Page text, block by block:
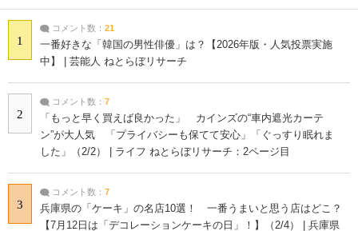
1
コメント数： 21
一番好きな「韓国の男性俳優」は？【2026年版・人気投票実施
中】 | 芸能人 ねとらぼリサーチ
2
コメント数： 7
「もっと早く買えば良かった」 カインズの“車内遮光カーテ
ン”が大人気 「プライバシーも保てて安心」「ぐっすり眠れま
した」（2/2） | ライフ ねとらぼリサーチ：2ページ目
3
コメント数： 7
兵庫県の「ケーキ」の名店10選！ 一番うまいと思う店はどこ？
【7月12日は「デコレーションケーキの日」！】（2/4） | 兵庫県